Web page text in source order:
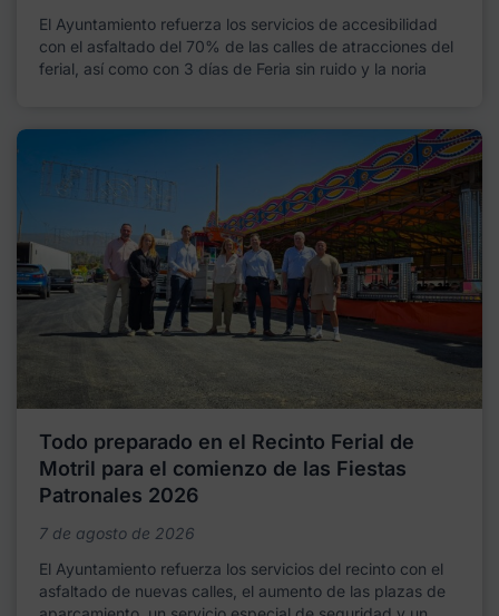
El Ayuntamiento refuerza los servicios de accesibilidad
con el asfaltado del 70% de las calles de atracciones del
ferial, así como con 3 días de Feria sin ruido y la noria
Todo preparado en el Recinto Ferial de
Motril para el comienzo de las Fiestas
Patronales 2026
7 de agosto de 2026
El Ayuntamiento refuerza los servicios del recinto con el
asfaltado de nuevas calles, el aumento de las plazas de